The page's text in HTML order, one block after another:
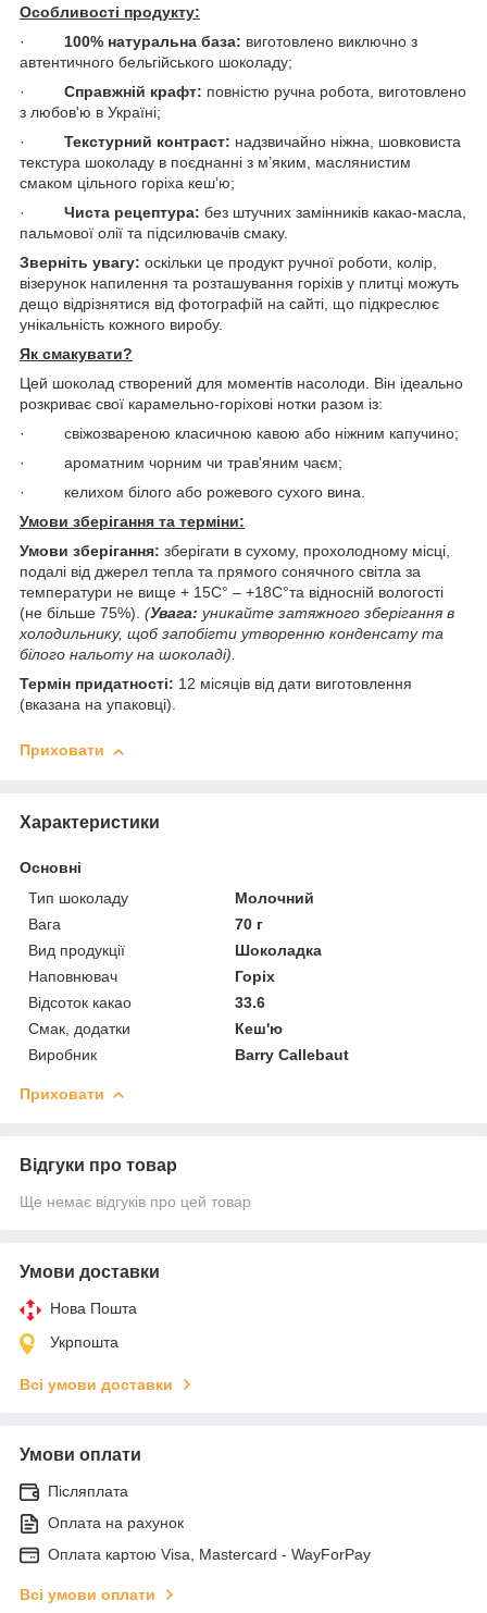
Особливості продукту:
· 100% натуральна база: виготовлено виключно з
автентичного бельгійського шоколаду;
· Справжній крафт: повністю ручна робота, виготовлено
з любов'ю в Україні;
· Текстурний контраст: надзвичайно ніжна, шовковиста
текстура шоколаду в поєднанні з м’яким, маслянистим
смаком цільного горіха кеш’ю;
· Чиста рецептура: без штучних замінників какао-масла,
пальмової олії та підсилювачів смаку.
Зверніть увагу: оскільки це продукт ручної роботи, колір,
візерунок напилення та розташування горіхів у плитці можуть
дещо відрізнятися від фотографій на сайті, що підкреслює
унікальність кожного виробу.
Як смакувати?
Цей шоколад створений для моментів насолоди. Він ідеально
розкриває свої карамельно-горіхові нотки разом із:
· свіжозвареною класичною кавою або ніжним капучино;
· ароматним чорним чи трав'яним чаєм;
· келихом білого або рожевого сухого вина.
Умови зберігання та терміни:
Умови зберігання: зберігати в сухому, прохолодному місці,
подалі від джерел тепла та прямого сонячного світла за
температури не вище + 15С° – +18С°та відносній вологості
(не більше 75%). (Увага: уникайте затяжного зберігання в
холодильнику, щоб запобігти утворенню конденсату та
білого нальоту на шоколаді).
Термін придатності: 12 місяців від дати виготовлення
(вказана на упаковці).
Приховати
Характеристики
Основні
Тип шоколаду
Молочний
Вага
70 г
Вид продукції
Шоколадка
Наповнювач
Горіх
Відсоток какао
33.6
Смак, додатки
Кеш'ю
Виробник
Barry Callebaut
Приховати
Відгуки про товар
Ще немає відгуків про цей товар
Умови доставки
Нова Пошта
Укрпошта
Всі умови доставки
Умови оплати
Післяплата
Оплата на рахунок
Оплата картою Visa, Mastercard - WayForPay
Всі умови оплати